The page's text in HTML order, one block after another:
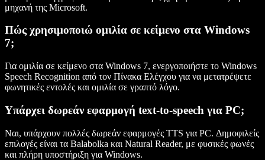
μηχανή της Microsoft.
Πώς χρησιμοποιώ ομιλία σε κείμενο στα Windows
7;
Για ομιλία σε κείμενο στα Windows 7, ενεργοποιήστε το Windows
Speech Recognition από τον Πίνακα Ελέγχου για να μετατρέψετε
φωνητικές εντολές και ομιλία σε γραπτό λόγο.
Υπάρχει δωρεάν εφαρμογή text-to-speech για PC;
Ναι, υπάρχουν πολλές δωρεάν εφαρμογές TTS για PC. Δημοφιλείς
επιλογές είναι τα Balabolka και Natural Reader, με φυσικές φωνές
και πλήρη υποστήριξη για Windows.